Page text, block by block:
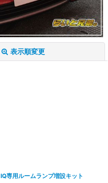
表示順変更
IQ専用ルームランプ増設キット